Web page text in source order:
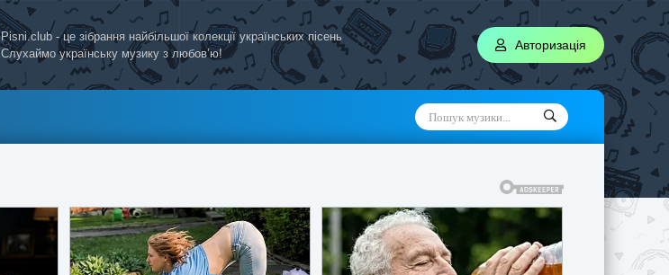
Pisni.club - це зібрання найбільшої колекції українських пісень
Слухаймо українську музику з любов’ю!
Авторизація